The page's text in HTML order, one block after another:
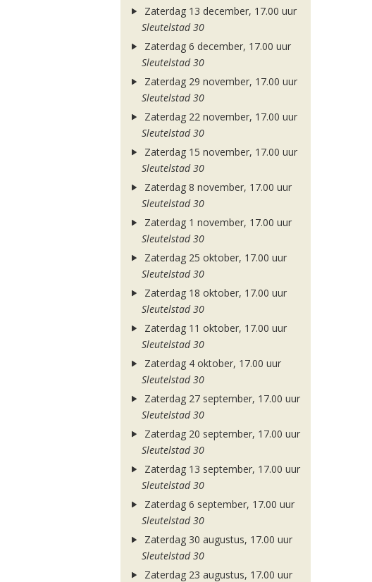
Zaterdag 13 december, 17.00 uur
Sleutelstad 30
Zaterdag 6 december, 17.00 uur
Sleutelstad 30
Zaterdag 29 november, 17.00 uur
Sleutelstad 30
Zaterdag 22 november, 17.00 uur
Sleutelstad 30
Zaterdag 15 november, 17.00 uur
Sleutelstad 30
Zaterdag 8 november, 17.00 uur
Sleutelstad 30
Zaterdag 1 november, 17.00 uur
Sleutelstad 30
Zaterdag 25 oktober, 17.00 uur
Sleutelstad 30
Zaterdag 18 oktober, 17.00 uur
Sleutelstad 30
Zaterdag 11 oktober, 17.00 uur
Sleutelstad 30
Zaterdag 4 oktober, 17.00 uur
Sleutelstad 30
Zaterdag 27 september, 17.00 uur
Sleutelstad 30
Zaterdag 20 september, 17.00 uur
Sleutelstad 30
Zaterdag 13 september, 17.00 uur
Sleutelstad 30
Zaterdag 6 september, 17.00 uur
Sleutelstad 30
Zaterdag 30 augustus, 17.00 uur
Sleutelstad 30
Zaterdag 23 augustus, 17.00 uur